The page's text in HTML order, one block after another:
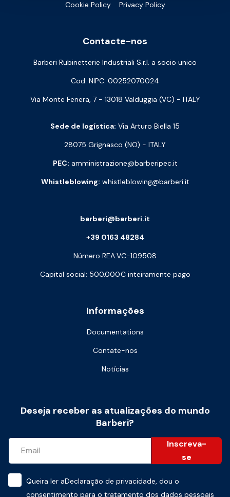
Cookie Policy Privacy Policy
Contacte-nos
Barberi Rubinetterie Industriali S.r.l. a socio unico
Cod. NIPC: 00252070024
Via Monte Fenera, 7 - 13018 Valduggia (VC) - ITALY
Sede de logística: Via Arturo Biella 15
28075 Grignasco (NO) - ITALY
PEC: amministrazione@barberipec.it
Whistleblowing: whistleblowing@barberi.it
Informações
Documentations
Contate-nos
Notícias
barberi@barberi.it
+39 0163 48284
Número REA:VC-109508
Capital social: 500.000€ inteiramente pago
Deseja receber as atualizações do mundo
Barberi?
Inscreva-
se
Queira ler aDeclaração de privacidade, dou o
consentimento para o tratamento dos dados pessoais